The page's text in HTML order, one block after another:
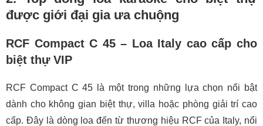
được giới đại gia ưa chuộng
RCF Compact C 45 – Loa Italy cao cấp cho
biệt thự VIP
RCF Compact C 45 là một trong những lựa chọn nổi bật
dành cho không gian biệt thự, villa hoặc phòng giải trí cao
cấp. Đây là dòng loa đến từ thương hiệu RCF của Italy, nổi